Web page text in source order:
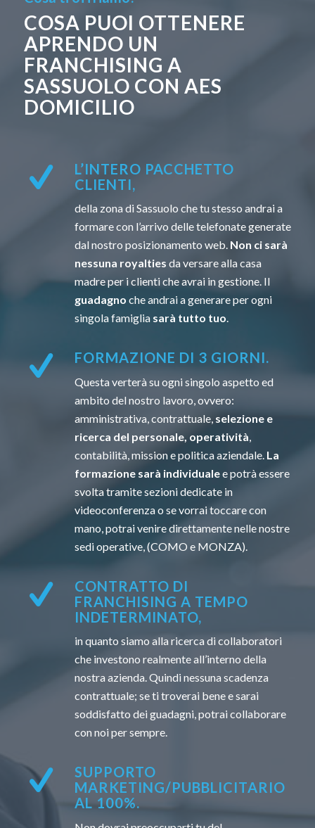
COSA PUOI OTTENERE
APRENDO UN
FRANCHISING A
SASSUOLO CON AES
DOMICILIO
L’INTERO PACCHETTO
CLIENTI,
della zona di Sassuolo che tu stesso andrai a
formare con l’arrivo delle telefonate generate
dal nostro posizionamento web. Non ci sarà
nessuna royalties da versare alla casa
madre per i clienti che avrai in gestione. Il
guadagno che andrai a generare per ogni
singola famiglia sarà tutto tuo.
FORMAZIONE DI 3 GIORNI.
Questa verterà su ogni singolo aspetto ed
ambito del nostro lavoro, ovvero:
amministrativa, contrattuale, selezione e
ricerca del personale, operatività
contabilità, mission e politica aziendale. La
formazione sarà individualee potrà essere
svolta tramite sezioni dedicate in
videoconferenza o se vorrai toccare con
mano, potrai venire direttamente nelle nostre
sedi operative, (COMO e MONZA).
CONTRATTO DI
FRANCHISING A TEMPO
INDETERMINATO,
in quanto siamo alla ricerca di collaboratori
che investono realmente all’interno della
nostra azienda. Quindi nessuna scadenza
contrattuale; se ti troverai bene e sarai
soddisfatto dei guadagni, potrai collaborare
con noi per sempre.
SUPPORTO
MARKETING/PUBBLICITARIO
AL 100%.